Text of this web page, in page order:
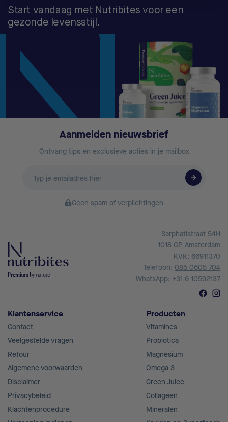
Start vandaag met Nutribites voor een
gezonde levensstijl.
Aanmelden nieuwsbrief
Ontvang tips en exclusieve acties in je mailbox
Geen spam of verplichtingen
Sarphatistraat 54H
1018 GP Amsterdam
KVK: 66911370
Telefoon: 085 0605 704
WhatsApp: +31 6 10592137
Klantenservice
Contact
Veelgestelde vragen
Retour
Algemene voorwaarden
Disclaimer
Privacybeleid
Klachtenprocedure
Producten
Vitamines
Probiotica
Magnesium
Omega 3
Green Juice
Collageen
Mineralen